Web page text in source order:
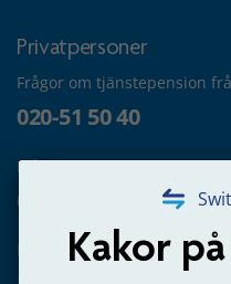
Kakor
Privatpersoner
Frågor om tjänstepension
020-51 50 40
Frågor om utbetalning
020-65 00 65
Kontakta oss